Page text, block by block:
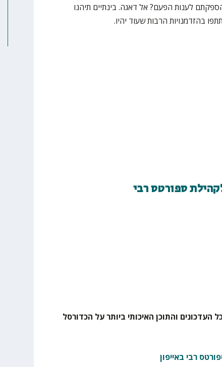
לענות הפעם? אל דאגה. בינתיים תיהנו
בהזדמנויות הרבות שעוד יהיו.
ספורטס רבי
העדכונים והתוכן האיכותי ביותר על הכדורסל
רבי באייפון